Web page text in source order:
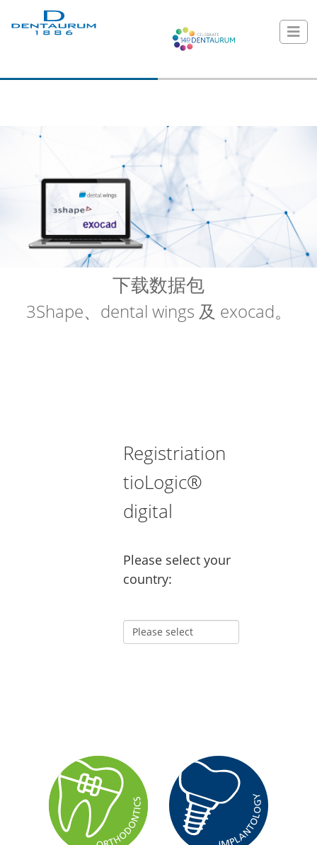
下载数据包
3Shape、dental wings 及 exocad。
Registriation
tioLogic®
digital
Please select your
country: